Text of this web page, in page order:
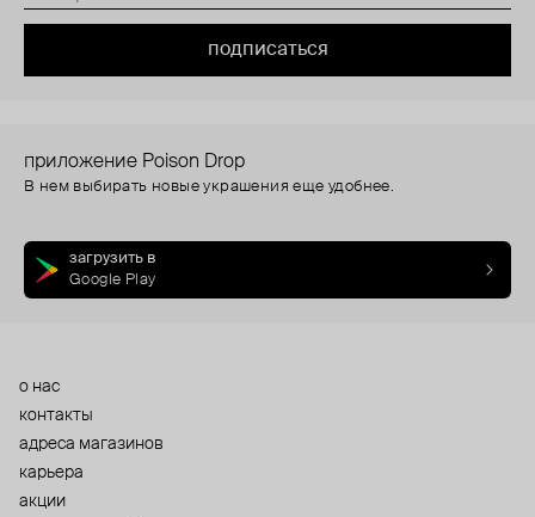
подписаться
приложение Poison Drop
В нем выбирать новые украшения еще удобнее.
загрузить в
Google Play
о нас
контакты
адреса магазинов
карьера
акции